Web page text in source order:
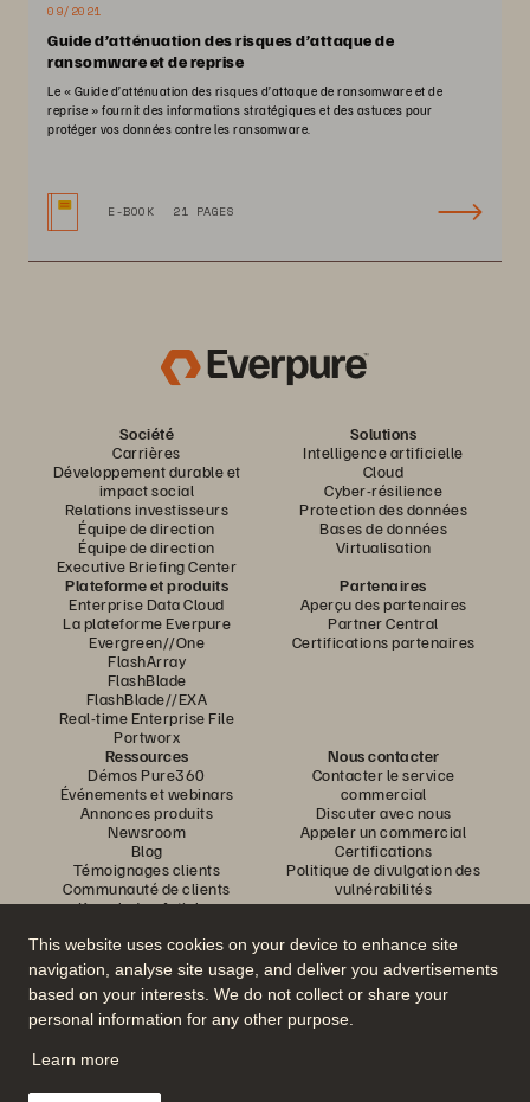
This website uses cookies on your device to enhance site
navigation, analyse site usage, and deliver you advertisements
based on your interests. We do not collect or share your
personal information for any other purpose.
Learn more
09/2021
Guide d’atténuation des risques d’attaque de
ransomware et de reprise
Le « Guide d’atténuation des risques d’attaque de ransomware et de
reprise » fournit des informations stratégiques et des astuces pour
protéger vos données contre les ransomware.
E-BOOK 21 PAGES
Société
Carrières
Développement durable et
impact social
Relations investisseurs
Équipe de direction
Équipe de direction
Executive Briefing Center
Solutions
Intelligence artificielle
Cloud
Cyber-résilience
Protection des données
Bases de données
Virtualisation
Plateforme et produits
Enterprise Data Cloud
La plateforme Everpure
Evergreen//One
FlashArray
FlashBlade
FlashBlade//EXA
Real-time Enterprise File
Portworx
Partenaires
Aperçu des partenaires
Partner Central
Certifications partenaires
Ressources
Démos Pure360
Événements et webinars
Annonces produits
Newsroom
Blog
Témoignages clients
Communauté de clients
Knowledge Articles
Nous contacter
Contacter le service
commercial
Discuter avec nous
Appeler un commercial
Certifications
Politique de divulgation des
vulnérabilités
Rejoignez la conversation
Suivez-nous sur tous les réseaux sociaux Everpure